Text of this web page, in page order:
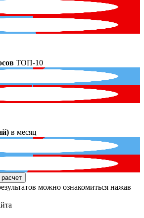
ТОП-10
в месяц
расчет
можно ознакомиться нажав